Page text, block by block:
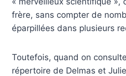
frère, sans compter de
éparpillées dans plusieurs
Toutefois, quand on consulte
répertoire de Delmas et